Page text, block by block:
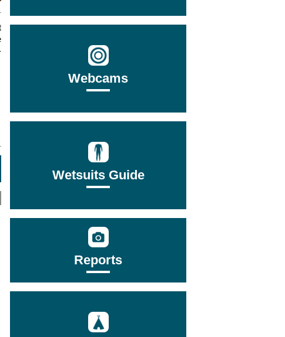
Webcams
Wetsuits Guide
Reports